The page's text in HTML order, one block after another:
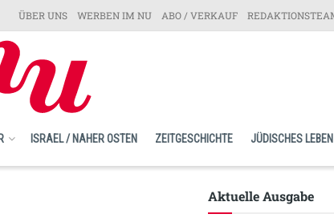
ÜBER UNS WERBEN IM NU ABO / VERKAUF
ISRAEL / NAHER OSTEN ZEITGESCHICHTE JÜDISCHES LEBEN
Aktuelle Ausgabe​